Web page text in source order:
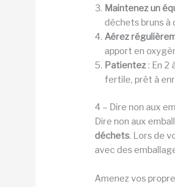
Maintenez un
déchets bruns à
Aérez
apport en
Patientez : En 2
fertile, prêt à
4 – Dire non aux
Dire non aux
déchets. Lors de
avec des
Amenez vos